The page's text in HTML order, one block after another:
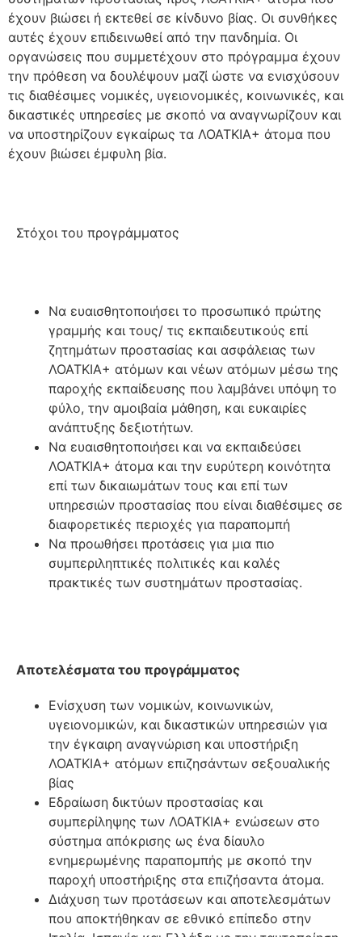
έχουν βιώσει ή εκτεθεί σε κίνδυνο βίας. Οι συνθήκες
αυτές έχουν επιδεινωθεί από την πανδημία. Οι
οργανώσεις που συμμετέχουν στο πρόγραμμα έχουν
την πρόθεση να δουλέψουν μαζί ώστε να ενισχύσουν
τις διαθέσιμες νομικές, υγειονομικές, κοινωνικές, και
δικαστικές υπηρεσίες με σκοπό να αναγνωρίζουν και
να υποστηρίζουν εγκαίρως τα ΛΟΑΤΚΙΑ+ άτομα που
έχουν βιώσει έμφυλη βία.
Στόχοι του προγράμματος
Να ευαισθητοποιήσει το προσωπικό πρώτης
γραμμής και τους/ τις εκπαιδευτικούς επί
ζητημάτων προστασίας και ασφάλειας των
ΛΟΑΤΚΙΑ+ ατόμων και νέων ατόμων μέσω της
παροχής εκπαίδευσης που λαμβάνει υπόψη το
φύλο, την αμοιβαία μάθηση, και ευκαιρίες
ανάπτυξης δεξιοτήτων.
Να ευαισθητοποιήσει και να εκπαιδεύσει
ΛΟΑΤΚΙΑ+ άτομα και την ευρύτερη κοινότητα
επί των δικαιωμάτων τους και επί των
υπηρεσιών προστασίας που είναι διαθέσιμες σε
διαφορετικές περιοχές για παραπομπή
Να προωθήσει προτάσεις για μια πιο
συμπεριληπτικές πολιτικές και καλές
πρακτικές των συστημάτων προστασίας.
Αποτελέσματα του προγράμματος
Ενίσχυση των νομικών, κοινωνικών,
υγειονομικών, και δικαστικών υπηρεσιών για
την έγκαιρη αναγνώριση και υποστήριξη
ΛΟΑΤΚΙΑ+ ατόμων επιζησάντων σεξουαλικής
βίας
Εδραίωση δικτύων προστασίας και
συμπερίληψης των ΛΟΑΤΚΙΑ+ ενώσεων στο
σύστημα απόκρισης ως ένα δίαυλο
ενημερωμένης παραπομπής με σκοπό την
παροχή υποστήριξης στα επιζήσαντα άτομα.
Διάχυση των προτάσεων και αποτελεσμάτων
που αποκτήθηκαν σε εθνικό επίπεδο στην